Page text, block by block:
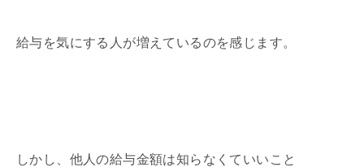
給与を気にする人が増えているのを感じます。
しかし、他人の給与金額は知らなくていいこと